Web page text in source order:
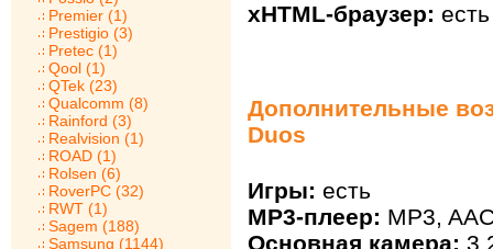
Premier (1)
Prestigio (3)
Pretec (1)
Qool (1)
QTek (23)
Qualcomm (8)
Rainford (3)
Realvision (1)
ROAD (1)
Rolsen (6)
RoverPC (32)
RWT (1)
Sagem (188)
Samsung (1144)
xHTML-браузер: есть
Дополнительные
Duos
Игры: есть
MP3-плеер: MP3,
Основная камера: